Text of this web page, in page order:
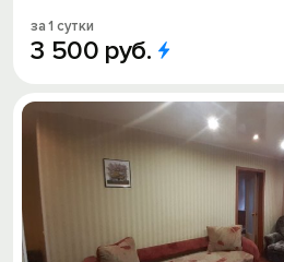
за 1 сутки
3 500 руб.